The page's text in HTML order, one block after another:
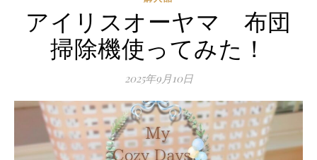
アイリスオーヤマ 布団
掃除機使ってみた！
2025年9月10日